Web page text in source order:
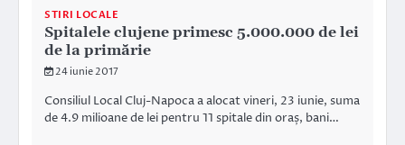
STIRI LOCALE
Spitalele clujene primesc 5.000.000 de lei
de la primărie
24 iunie 2017
Consiliul Local Cluj-Napoca a alocat vineri, 23 iunie, suma
de 4.9 milioane de lei pentru 11 spitale din oraș, bani…